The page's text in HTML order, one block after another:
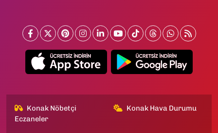
Konak Nöbetçi
Eczaneler
Konak Hava Durumu